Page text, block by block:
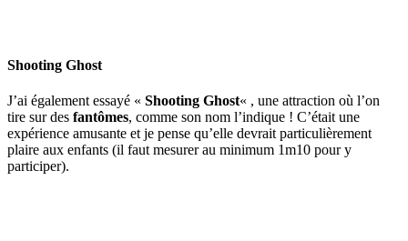
Shooting Ghost
J’ai également essayé « Shooting Ghost« , une attraction où l’on
tire sur des fantômes, comme son nom l’indique ! C’était une
expérience amusante et je pense qu’elle devrait particulièrement
plaire aux enfants (il faut mesurer au minimum 1m10 pour y
participer).